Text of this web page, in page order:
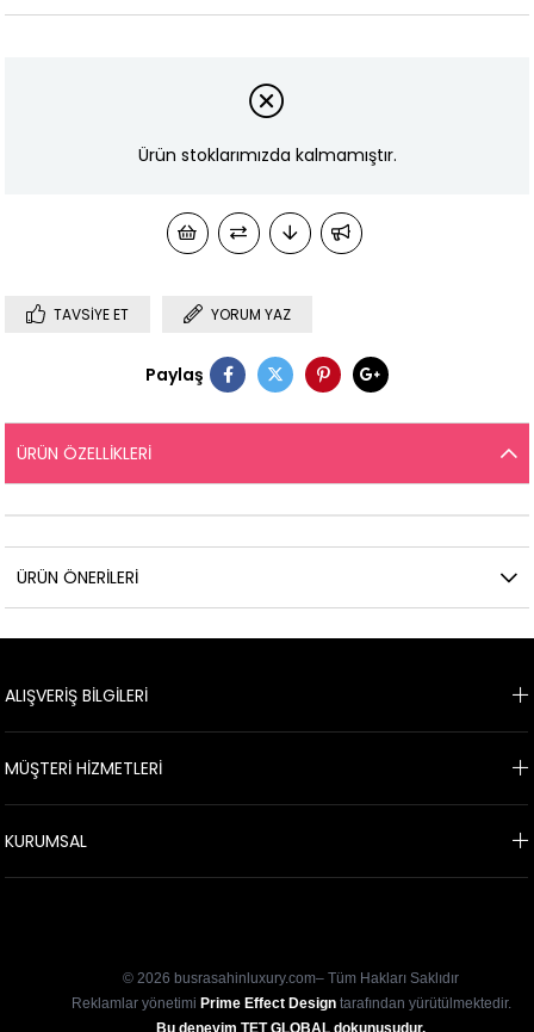
Ürün stoklarımızda kalmamıştır.
TAVSIYE ET YORUM YAZ
Paylaş
ÜRÜN ÖZELLIKLERI
ÜRÜN ÖNERILERI
ALIŞVERİŞ BİLGİLERİ
MÜŞTERİ HİZMETLERİ
KURUMSAL
© 2026 busrasahinluxury.com– Tüm Hakları Saklıdır
Reklamlar yönetimi Prime Effect Design tarafından yürütülmektedir.
Bu deneyim TET GLOBAL dokunuşudur.